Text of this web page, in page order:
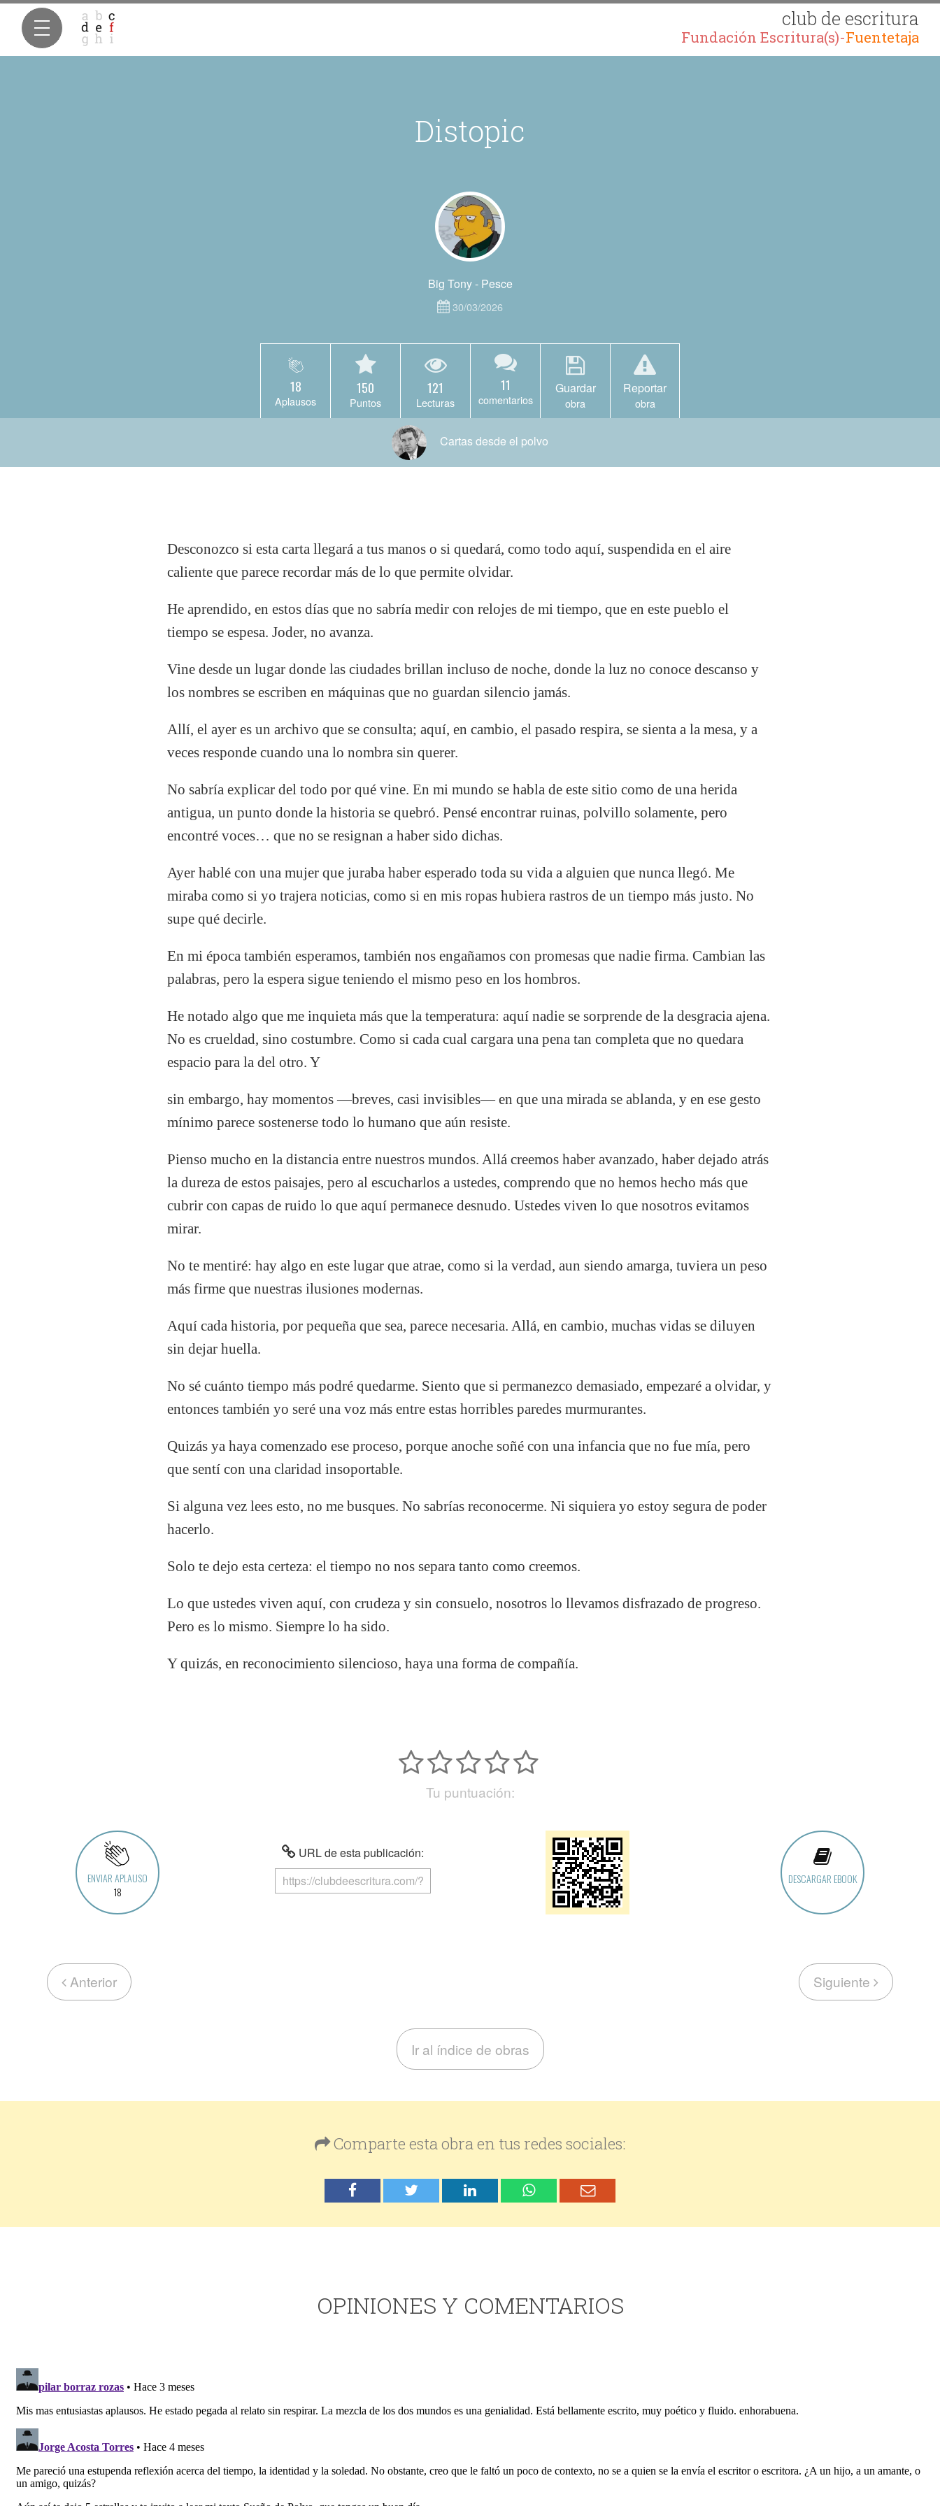
club de escritura
Fundación Escritura(s)-Fuentetaja
Distopic
Big Tony - Pesce
30/03/2026
18
Aplausos
150
Puntos
121
Lecturas
11
comentarios
Guardar
obra
Reportar
obra
Cartas desde el polvo
Desconozco si esta carta llegará a tus manos o si quedará, como todo aquí, suspendida en el aire
caliente que parece recordar más de lo que permite olvidar.
He aprendido, en estos días que no sabría medir con relojes de mi tiempo, que en este pueblo el
tiempo se espesa. Joder, no avanza.
Vine desde un lugar donde las ciudades brillan incluso de noche, donde la luz no conoce descanso y
los nombres se escriben en máquinas que no guardan silencio jamás.
Allí, el ayer es un archivo que se consulta; aquí, en cambio, el pasado respira, se sienta a la mesa, y a
veces responde cuando una lo nombra sin querer.
No sabría explicar del todo por qué vine. En mi mundo se habla de este sitio como de una herida
antigua, un punto donde la historia se quebró. Pensé encontrar ruinas, polvillo solamente, pero
encontré voces… que no se resignan a haber sido dichas.
Ayer hablé con una mujer que juraba haber esperado toda su vida a alguien que nunca llegó. Me
miraba como si yo trajera noticias, como si en mis ropas hubiera rastros de un tiempo más justo. No
supe qué decirle.
En mi época también esperamos, también nos engañamos con promesas que nadie firma. Cambian las
palabras, pero la espera sigue teniendo el mismo peso en los hombros.
He notado algo que me inquieta más que la temperatura: aquí nadie se sorprende de la desgracia ajena.
No es crueldad, sino costumbre. Como si cada cual cargara una pena tan completa que no quedara
espacio para la del otro. Y
sin embargo, hay momentos —breves, casi invisibles— en que una mirada se ablanda, y en ese gesto
mínimo parece sostenerse todo lo humano que aún resiste.
Pienso mucho en la distancia entre nuestros mundos. Allá creemos haber avanzado, haber dejado atrás
la dureza de estos paisajes, pero al escucharlos a ustedes, comprendo que no hemos hecho más que
cubrir con capas de ruido lo que aquí permanece desnudo. Ustedes viven lo que nosotros evitamos
mirar.
No te mentiré: hay algo en este lugar que atrae, como si la verdad, aun siendo amarga, tuviera un peso
más firme que nuestras ilusiones modernas.
Aquí cada historia, por pequeña que sea, parece necesaria. Allá, en cambio, muchas vidas se diluyen
sin dejar huella.
No sé cuánto tiempo más podré quedarme. Siento que si permanezco demasiado, empezaré a olvidar, y
entonces también yo seré una voz más entre estas horribles paredes murmurantes.
Quizás ya haya comenzado ese proceso, porque anoche soñé con una infancia que no fue mía, pero
que sentí con una claridad insoportable.
Si alguna vez lees esto, no me busques. No sabrías reconocerme. Ni siquiera yo estoy segura de poder
hacerlo.
Solo te dejo esta certeza: el tiempo no nos separa tanto como creemos.
Lo que ustedes viven aquí, con crudeza y sin consuelo, nosotros lo llevamos disfrazado de progreso.
Pero es lo mismo. Siempre lo ha sido.
Y quizás, en reconocimiento silencioso, haya una forma de compañía.
Tu puntuación:
ENVIAR APLAUSO
18
URL de esta publicación:
DESCARGAR EBOOK
Anterior Siguiente
Ir al índice de obras
Comparte esta obra en tus redes sociales:
OPINIONES Y COMENTARIOS